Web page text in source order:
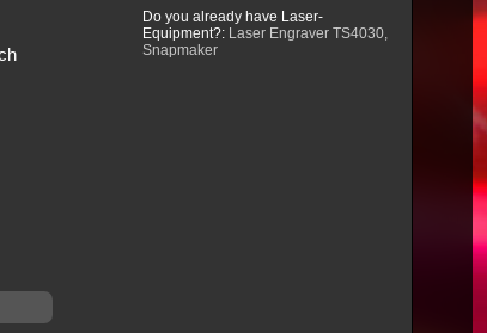
Do you already have Laser-
Equipment?: Laser Engraver TS4030,
Snapmaker